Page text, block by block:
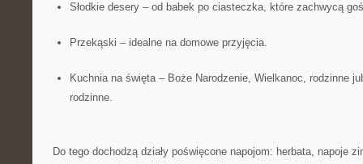
Słodkie desery – od babek po ciasteczka, które zachwycą
Przekąski – idealne na domowe przyjęcia.
Kuchnia na święta – Boże Narodzenie, Wielkanoc, rodzinne
rodzinne.
Do tego dochodzą działy poświęcone napojom: herbata, napoje